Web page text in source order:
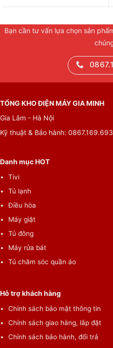
Bạn cần tư vấn lựa chọn sản
TỔNG KHO ĐIỆN MÁY GIA MINH
Gia Lâm - Hà Nội
Kỹ thuật & Bảo hành: 0867.169.693
Danh mục HOT
Tivi
Tủ lạnh
Điều hòa
Máy giặt
Tủ đông
Máy rửa bát
Tủ chăm sóc quần áo
Hỗ trợ khách hàng
Chính sách bảo mật thông tin
Chính sách giao hàng, lắp đặt
Chính sách bảo hành, đổi trả